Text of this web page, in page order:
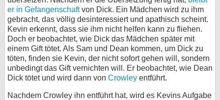
er in Gefangenschaftvon Dick. Ein Mädchen wird zu ihm
gebracht, das völlig desinteressiert und apathisch scheint.
Kevin erkennt, dass sie ihm nicht helfen kann zu fliehen.
Doch er beobachtet, wie Dick das Mädchen später mit
einem Gift tötet. Als Sam und Dean kommen, um Dick zu
töten, finden sie Kevin, der nicht sofort gehen will, sondern
unbedingt das Gift vernichten will. Er beobachtet, wie Dean
Dick tötet und wird dann von Crowley entführt.
Nachdem Crowley ihn entführt hat, wird es Kevins Aufgabe